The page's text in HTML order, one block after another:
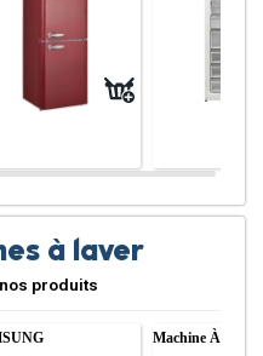
à laver
produits
Machine À